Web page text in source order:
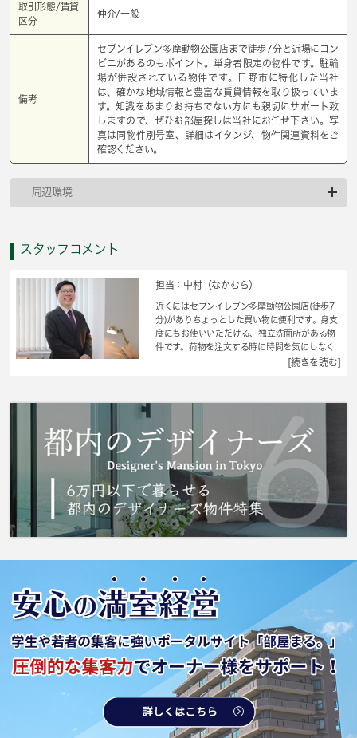
取引形態/賃貸
区分
仲介/一般
備考
セブンイレブン多摩動物公園店まで徒歩7分と近場にコン
ビニがあるのもポイント。単身者限定の物件です。駐輪
場が併設されている物件です。日野市に特化した当社
は、確かな地域情報と豊富な賃貸情報を取り扱っていま
す。知識をあまりお持ちでない方にも親切にサポート致
しますので、ぜひお部屋探しは当社にお任せ下さい。写
真は同物件別号室、詳細はイタンジ、物件関連資料をご
確認ください。
周辺環境
スタッフコメント
担当：中村（なかむら）
近くにはセブンイレブン多摩動物公園店(徒歩7
分)がありちょっとした買い物に便利です。身支
度にもお使いいただける、独立洗面所がある物
件です。荷物を注文する時に時間を気にしなく
てよくなる宅配ボックスを共用部に備え付けて
も可能です。フローリング張りでお掃除も快適
多摩動物公園付近までのお引っ越しをご検討さ
れているなら、お問い合わせやご連絡をお待ち
しております。知識が豊富なスタッフがご対応
させて頂きます。
[続きを読む]